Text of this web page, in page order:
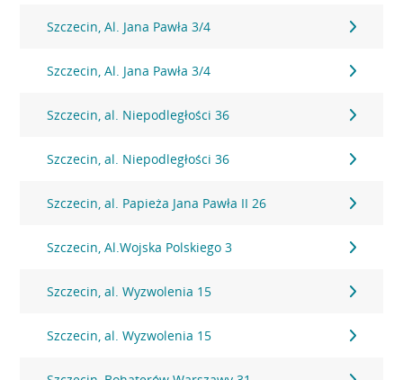
Szczecin, Al. Jana Pawła 3/4
Szczecin, Al. Jana Pawła 3/4
Szczecin, al. Niepodległości 36
Szczecin, al. Niepodległości 36
Szczecin, al. Papieża Jana Pawła II 26
Szczecin, Al.Wojska Polskiego 3
Szczecin, al. Wyzwolenia 15
Szczecin, al. Wyzwolenia 15